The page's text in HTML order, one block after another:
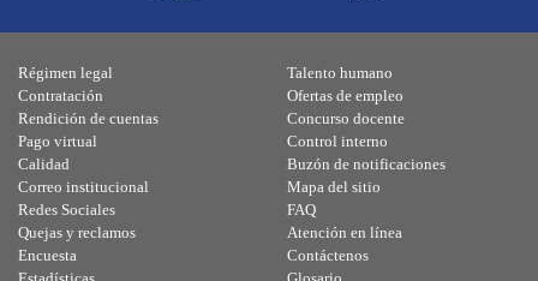
Régimen legal
Contratación
Rendición de cuentas
Pago virtual
Calidad
Talento humano
Ofertas de empleo
Concurso docente
Control interno
Buzón de notificaciones
Correo institucional
Redes Sociales
Quejas y reclamos
Encuesta
Mapa del sitio
FAQ
Atención en línea
Contáctenos